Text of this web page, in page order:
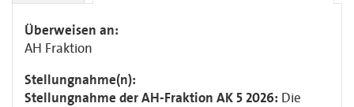
Überweisen an:
AH Fraktion
Stellungnahme(n):
Stellungnahme der AH-Fraktion AK 5 2026: Die